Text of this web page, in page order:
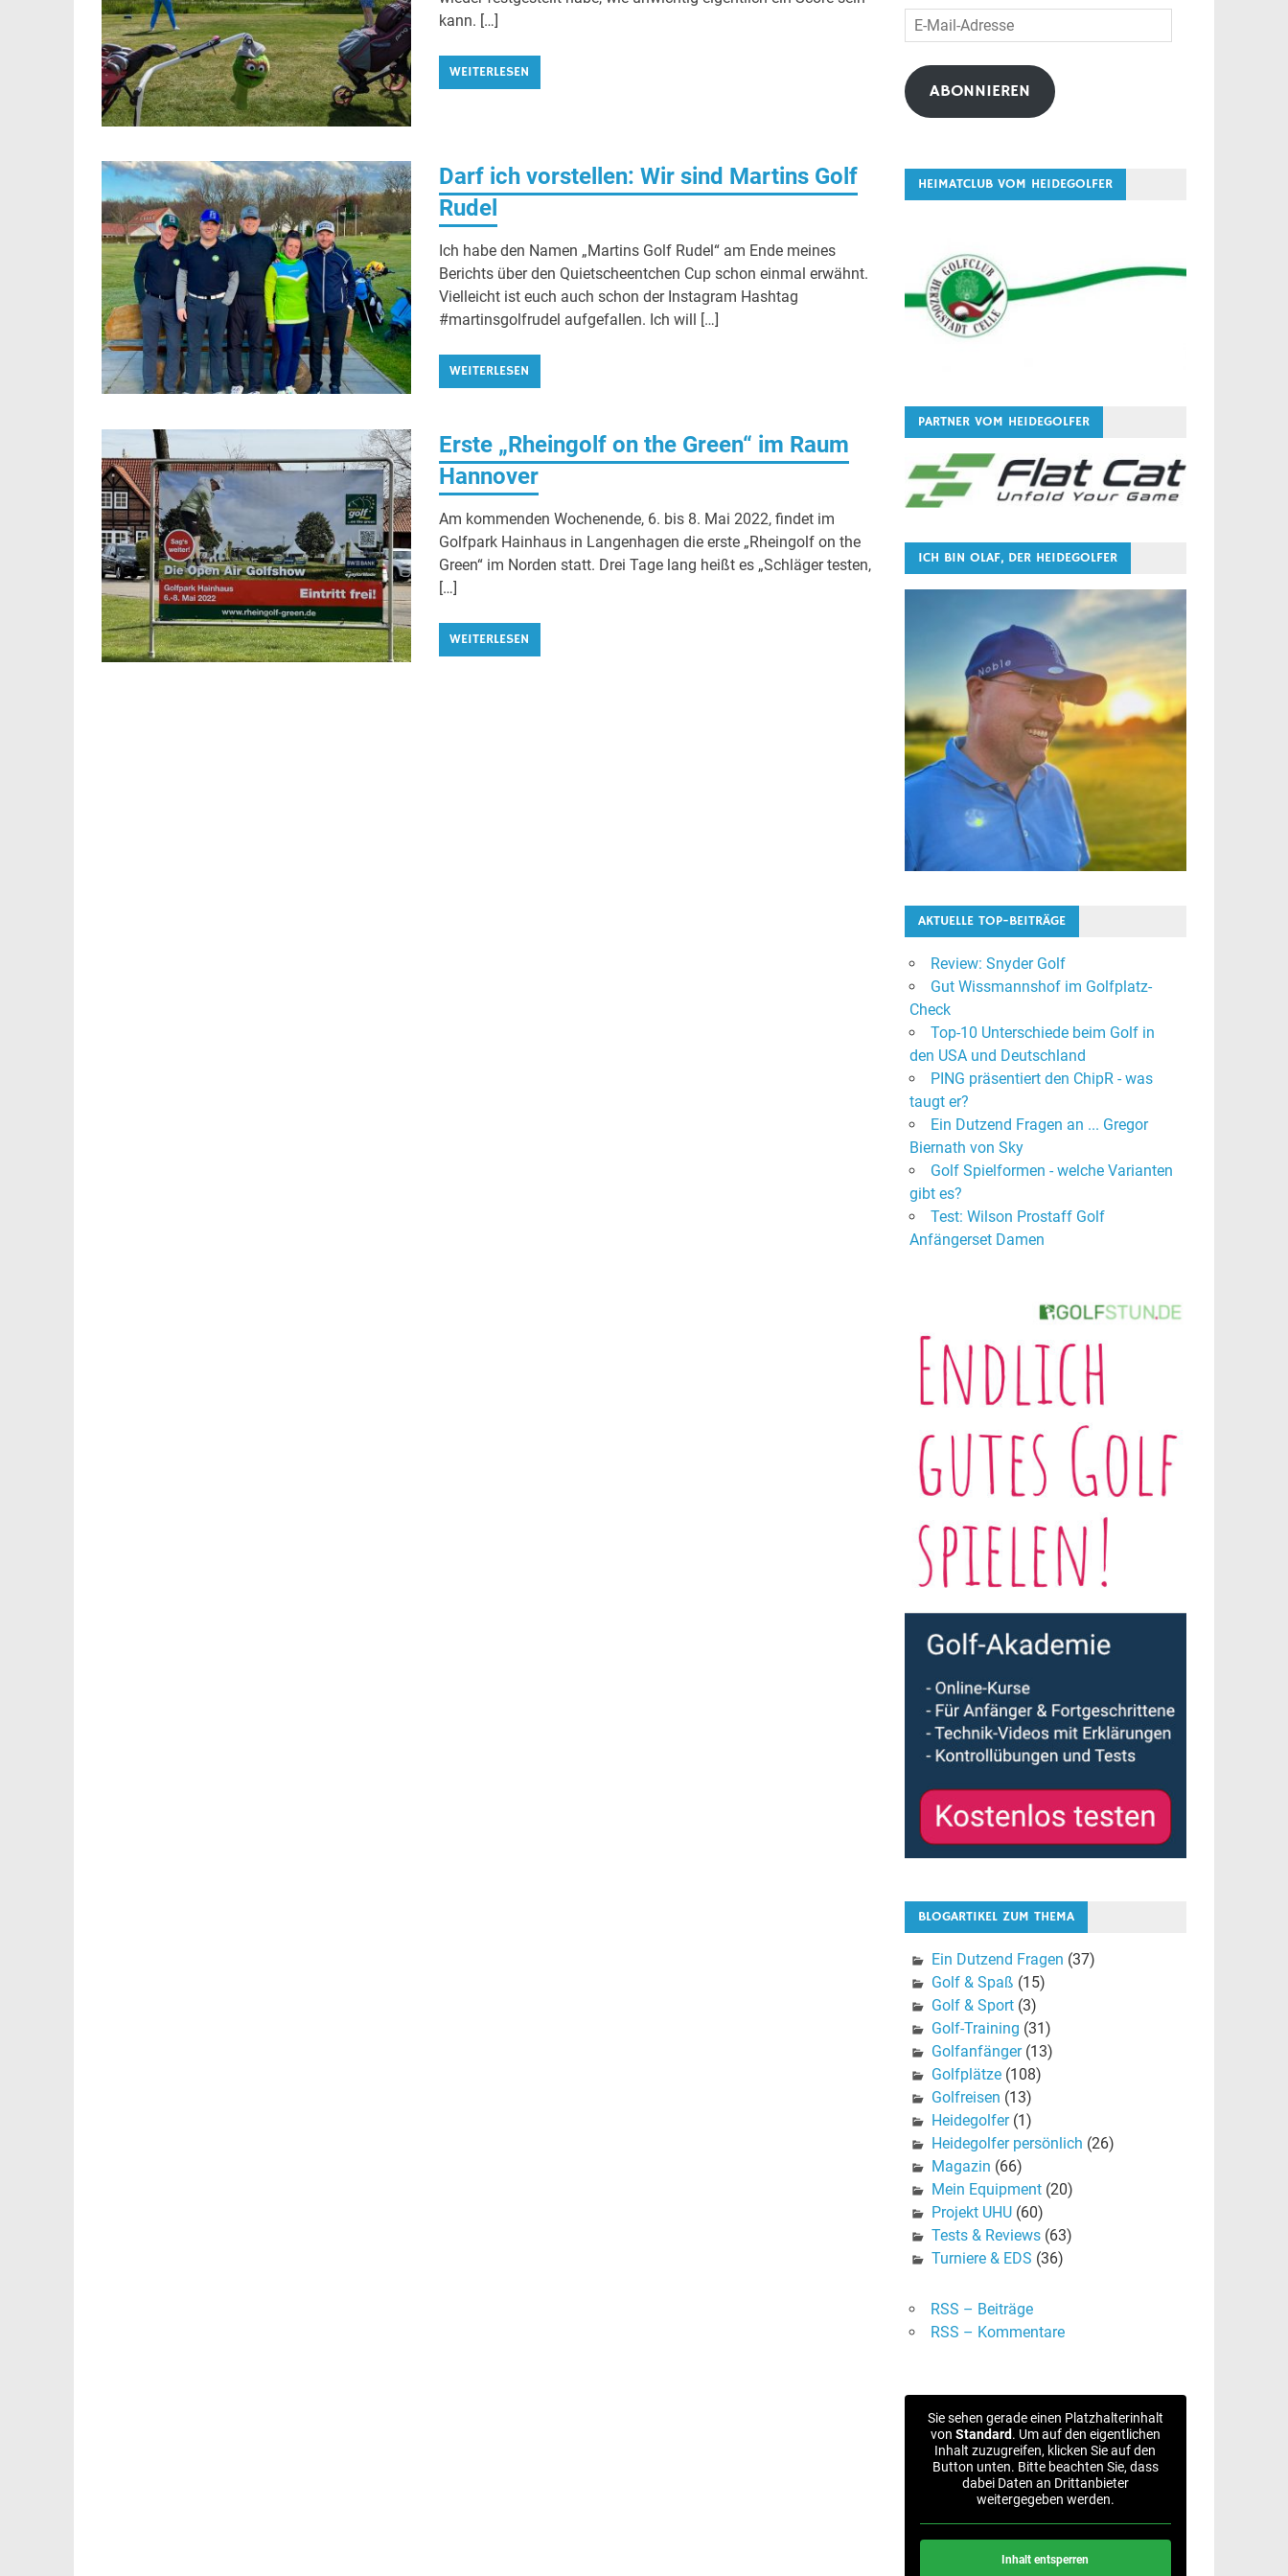
kann. […]
WEITERLESEN
Darf ich vorstellen: Wir sind Martins Golf
Rudel
Ich habe den Namen „Martins Golf Rudel“ am Ende meines
Berichts über den Quietscheentchen Cup schon einmal erwähnt.
Vielleicht ist euch auch schon der Instagram Hashtag
#martinsgolfrudel aufgefallen. Ich will […]
WEITERLESEN
Erste „Rheingolf on the Green“ im Raum
Hannover
Am kommenden Wochenende, 6. bis 8. Mai 2022, findet im
Golfpark Hainhaus in Langenhagen die erste „Rheingolf on the
Green“ im Norden statt. Drei Tage lang heißt es „Schläger testen,
[…]
WEITERLESEN
E-
Mail-
Adresse
ABONNIEREN
HEIMATCLUB VOM HEIDEGOLFER
PARTNER VOM HEIDEGOLFER
ICH BIN OLAF, DER HEIDEGOLFER
AKTUELLE TOP-BEITRÄGE
Review: Snyder Golf
Gut Wissmannshof im Golfplatz-
Check
Top-10 Unterschiede beim Golf in
den USA und Deutschland
PING präsentiert den ChipR - was
taugt er?
Ein Dutzend Fragen an ... Gregor
Biernath von Sky
Golf Spielformen - welche Varianten
gibt es?
Test: Wilson Prostaff Golf
Anfängerset Damen
BLOGARTIKEL ZUM THEMA
Ein Dutzend Fragen (37)
Golf & Spaß (15)
Golf & Sport(3)
Golf-Training (31)
Golfanfänger(13)
Golfplätze(108)
Golfreisen (13)
Heidegolfer(1)
Heidegolfer persönlich (26)
Magazin (66)
Mein Equipment(20)
Projekt UHU(60)
Tests & Reviews(63)
Turniere & EDS (36)
RSS – Beiträge
RSS – Kommentare
Sie sehen gerade einen Platzhalterinhalt
von Standard. Um auf den eigentlichen
Inhalt zuzugreifen, klicken Sie auf den
Button unten. Bitte beachten Sie, dass
dabei Daten an Drittanbieter
weitergegeben werden.
Inhalt entsperren